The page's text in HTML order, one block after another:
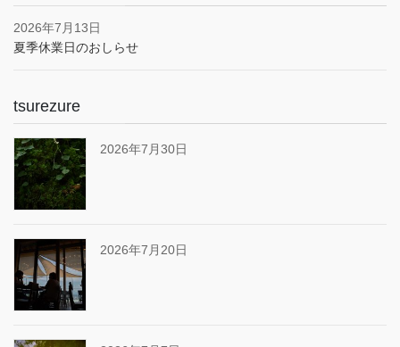
2026年7月13日
夏季休業日のおしらせ
tsurezure
2026年7月30日
2026年7月20日